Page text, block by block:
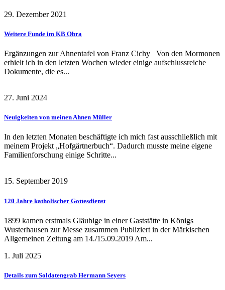
29. Dezember 2021
Weitere Funde im KB Obra
Ergänzungen zur Ahnentafel von Franz Cichy Von den Mormonen
erhielt ich in den letzten Wochen wieder einige aufschlussreiche
Dokumente, die es...
27. Juni 2024
Neuigkeiten von meinen Ahnen Müller
In den letzten Monaten beschäftigte ich mich fast ausschließlich mit
meinem Projekt „Hofgärtnerbuch“. Dadurch musste meine eigene
Familienforschung einige Schritte...
15. September 2019
120 Jahre katholischer Gottesdienst
1899 kamen erstmals Gläubige in einer Gaststätte in Königs
Wusterhausen zur Messe zusammen Publiziert in der Märkischen
Allgemeinen Zeitung am 14./15.09.2019 Am...
1. Juli 2025
Details zum Soldatengrab Hermann Seyers